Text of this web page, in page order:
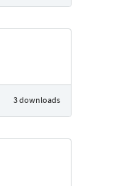
3 downloads